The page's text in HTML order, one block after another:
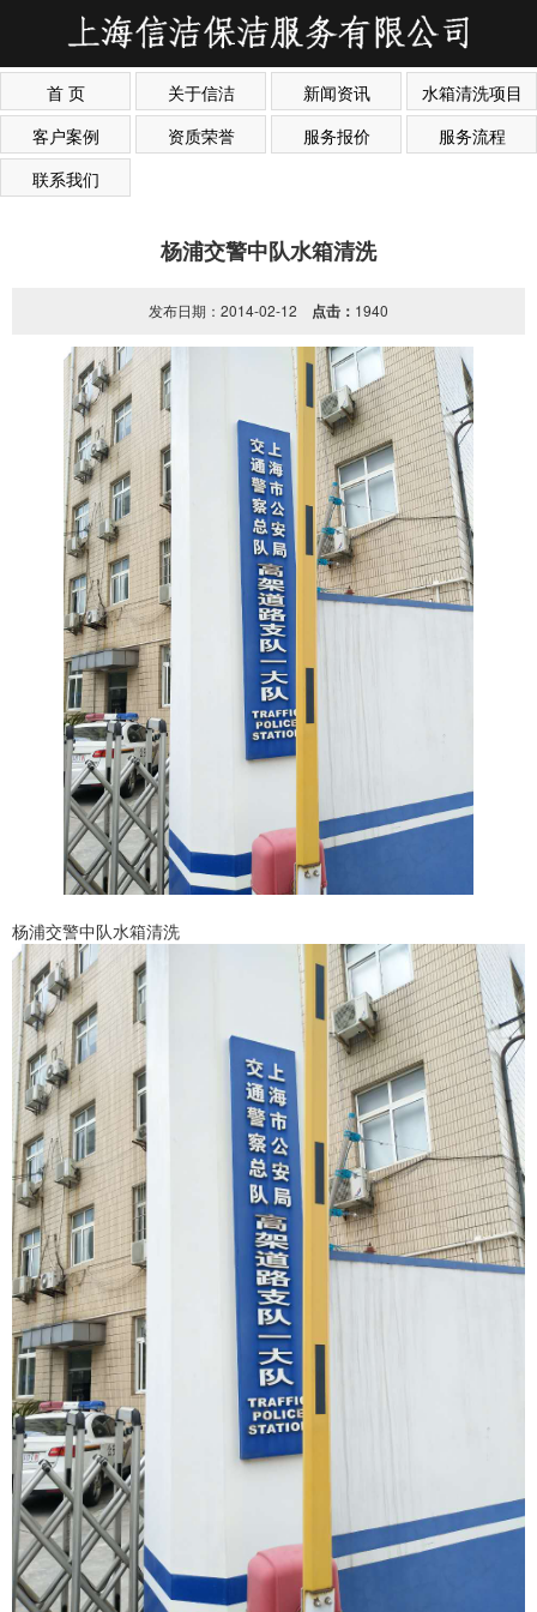
首 页 关于信洁 新闻资讯
水箱清洗项目
客户案例
资质荣誉 服务报价
服务流程
联系我们
杨浦交警中队水箱清洗
发布日期：2014-02-12 点击： 1940
杨浦交警中队水箱清洗